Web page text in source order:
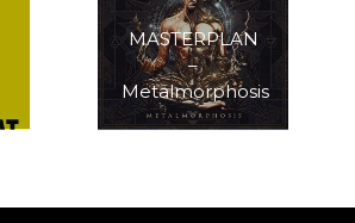
MASTERPLAN
–
Metalmorphosis